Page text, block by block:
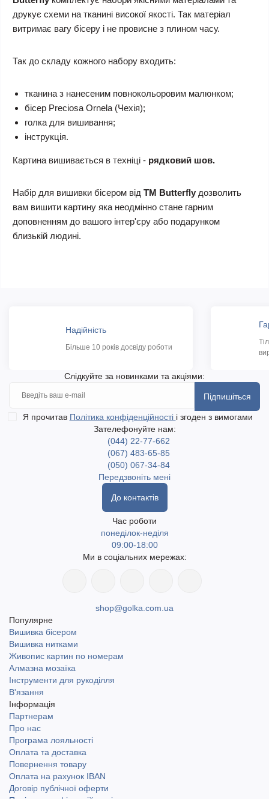
друкує схеми на тканині високої якості. Так матеріал
витримає вагу бісеру і не провисне з плином часу.
Так до складу кожного набору входить:
тканина з нанесеним повнокольоровим малюнком;
бісер Preciosa Ornela (Чехія);
голка для вишивання;
інструкція.
Картина вишивається в техніці - рядковий шов.
Набір для вишивки бісером від ТМ Butterfly дозволить
вам вишити картину яка неодмінно стане гарним
доповненням до вашого інтер'єру або подарунком
близькій людині.
Надійність
Більше 10 років досвіду роботи
Слідкуйте за новинками та акціями:
Підпишіться
Я прочитав Політика конфіденційності і згоден з вимогами
Зателефонуйте нам:
(044) 22-77-662
(067) 483-65-85
(050) 067-34-84
Передзвоніть мені
До контактів
Час роботи
понеділок-неділя
09:00-18:00
Ми в соціальних мережах:
shop@golka.com.ua
Популярне
Вишивка бісером
Вишивка нитками
Живопис картин по номерам
Алмазна мозаїка
Інструменти для рукоділля
В'язання
Інформація
Партнерам
Про нас
Програма лояльності
Оплата та доставка
Повернення товару
Оплата на рахунок IBAN
Договір публічної оферти